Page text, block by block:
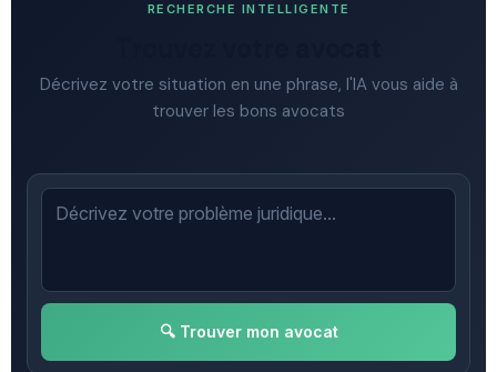
RECHERCHE INTELLIGENTE
Décrivez votre situation en une phrase, l'IA vous aide à
trouver les bons avocats
🔍 Trouver mon avocat